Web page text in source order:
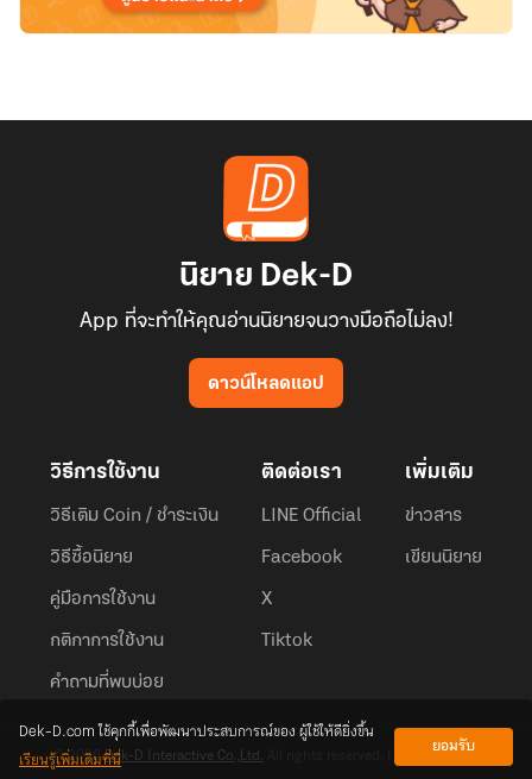
นิยาย Dek-D
App ที่จะทำให้คุณอ่านนิยายจนวางมือถือไม่ลง!
ดาวน์โหลดแอป
วิธีการใช้งาน
วิธีเติม Coin / ชำระเงิน
วิธีซื้อนิยาย
คู่มือการใช้งาน
กติกาการใช้งาน
คำถามที่พบบ่อย
ติดต่อเรา
LINE Official
Facebook
X
Tiktok
เพิ่มเติม
ข่าวสาร
เขียนนิยาย
© 2026Dek-D Interactive Co.,Ltd.
Dek-D.com ใช้คุกกี้เพื่อพัฒนาประสบการณ์ของ ผู้ใช้ให้ดียิ่งขึ้น
เรียนรู้เพิ่มเติมที่นี่
ยอมรับ